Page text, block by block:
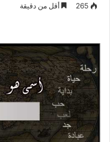
265 أقل من دقيقة